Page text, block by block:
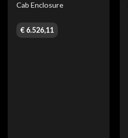
Cab Enclosure
€6.526,11